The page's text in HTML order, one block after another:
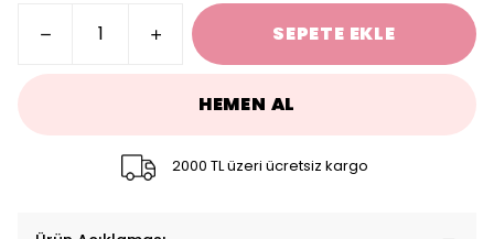
SEPETE EKLE
HEMEN AL
2000 TL üzeri ücretsiz kargo